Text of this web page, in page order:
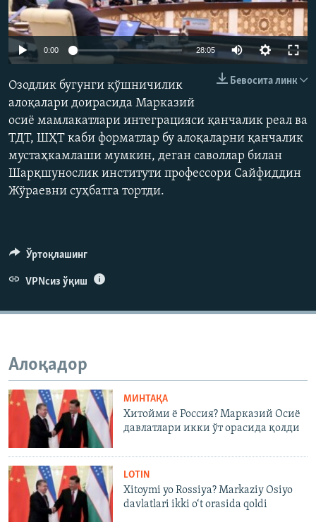
360p
0:00 28:05 Auto
480p
720p
1080p
Бевосита линк
Озодлик бугунги қўшничилик
алоқалари доирасида Марказий
осиё мамлакатлари интеграцияси қанчалик реал ва
ТДТ, ШҲТ каби форматлар бу алоқаларни қанчалик
мустаҳкамлаши мумкин, деган саволлар билан
Шарқшунослик институти профессори Сайфиддин
Жўраевни суҳбатга тортди.
Ўртоқлашинг
VPNсиз ўқиш
Алоқадор
МИНТАҚА
Хитойми ё Россия? Марказий Осиё
давлатлари икки ўт орасида қолди
LOTIN
Xitoymi yo Rossiya? Markaziy Osiyo
davlatlari ikki o‘t orasida qoldi